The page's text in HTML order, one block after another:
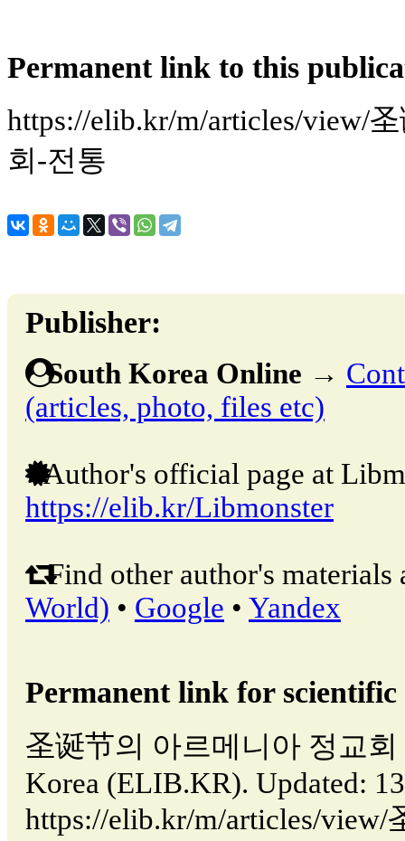
Permanent link to this
https://elib.kr/m/articles/view/
회-전통
Publisher:
South Korea Online →
(articles, photo, files etc)
Author's official page at
https://elib.kr/Libmonster
Find other author's materials
World) • Google • Yandex
Permanent link for
圣诞节의 아르메니아 정교회
Korea (ELIB.KR). Updated:
https://elib.kr/m/articles/